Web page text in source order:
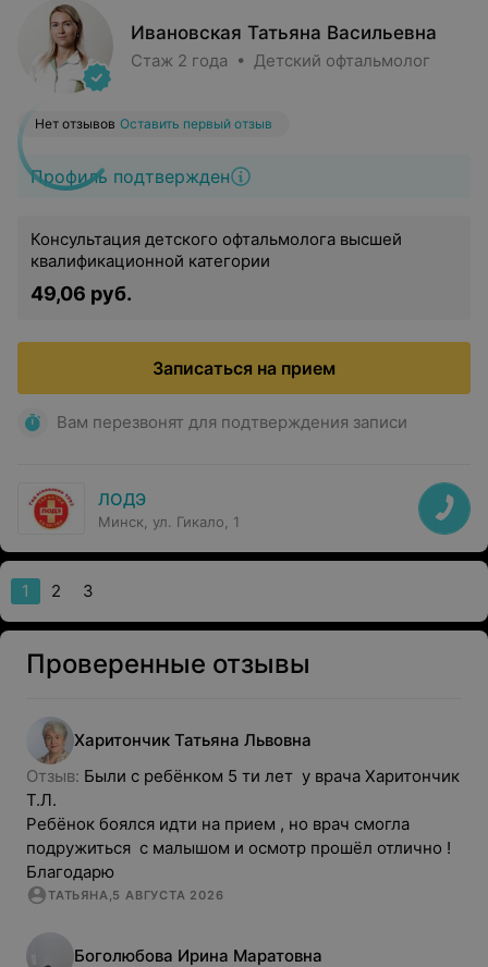
Ивановская Татьяна Васильевна
Стаж 2 года • Детский офтальмолог
Профиль подтвержден
Нет отзывов Оставить первый отзыв
Консультация детского офтальмолога высшей
квалификационной категории
49,06 руб.
Записаться на прием
Вам перезвонят для подтверждения записи
ЛОДЭ
Минск, ул. Гикало, 1
1 2 3
Проверенные отзывы
Харитончик Татьяна Львовна
Отзыв: Были с ребёнком 5 ти лет  у врача Харитончик
Т.Л.
Ребёнок боялся идти на прием , но врач смогла
подружиться  с малышом и осмотр прошёл отлично !
Благодарю
ТАТЬЯНА,5 АВГУСТА 2026
Боголюбова Ирина Маратовна